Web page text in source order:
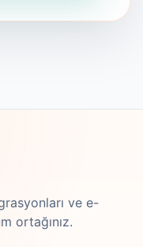
ve e-
ortağınız.